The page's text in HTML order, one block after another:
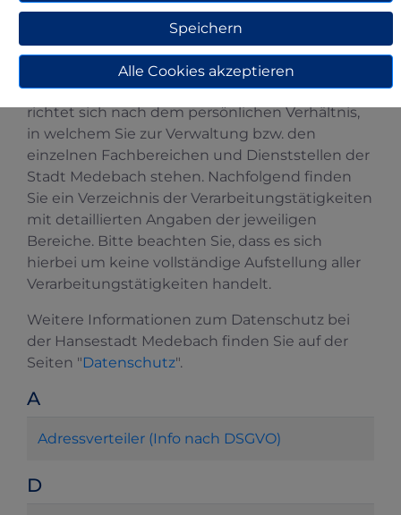
von personenbezogenen Daten bei der
betroffenen Person).
Welche personenbezogenen Daten im
Einzelnen verarbeitet und genutzt werden,
richtet sich nach dem persönlichen Verhältnis,
in welchem Sie zur Verwaltung bzw. den
einzelnen Fachbereichen und Dienststellen der
Stadt Medebach stehen. Nachfolgend finden
Sie ein Verzeichnis der Verarbeitungstätigkeiten
mit detaillierten Angaben der jeweiligen
Bereiche. Bitte beachten Sie, dass es sich
hierbei um keine vollständige Aufstellung aller
Verarbeitungstätigkeiten handelt.
Weitere Informationen zum Datenschutz bei
der Hansestadt Medebach finden Sie auf der
Seiten "Datenschutz".
A
Adressverteiler (Info nach DSGVO)
D
Speichern
Alle Cookies akzeptieren